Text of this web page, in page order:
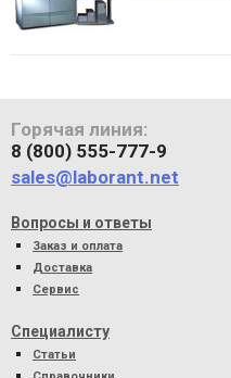
Горячая линия:
8 (800) 555-777-9
sales@laborant.net
Вопросы и ответы
Заказ и оплата
Доставка
Сервис
Специалисту
Статьи